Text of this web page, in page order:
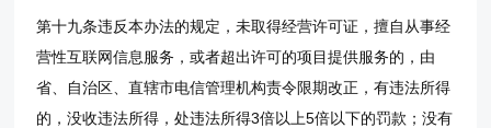
第十九条违反本办法的规定，未取得经营许可证，擅自从事经
营性互联网信息服务，或者超出许可的项目提供服务的，由
省、自治区、直辖市电信管理机构责令限期改正，有违法所得
的，没收违法所得，处违法所得3倍以上5倍以下的罚款；没有